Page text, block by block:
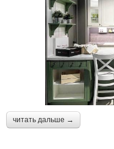
читать дальше →